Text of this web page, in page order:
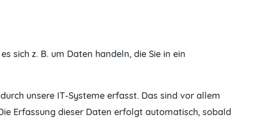
sich z. B. um Daten handeln, die Sie in ein
unsere IT-Systeme erfasst. Das sind vor allem
Erfassung dieser Daten erfolgt automatisch, sobald